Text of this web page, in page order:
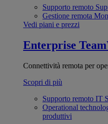
Supporto remoto
Gestione remota
Vedi piani e prezzi
Enterprise
Connettività remota per
Scopri di più
Supporto remoto IT
Operational
produttivi